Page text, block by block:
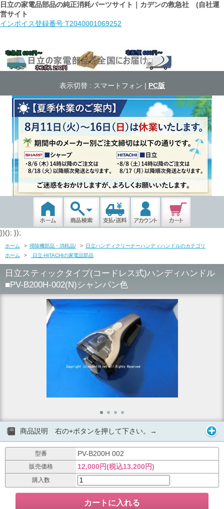
日立の家電品部品の純正消耗パーツサイト｜カデンの救急社 (自社運
営サイト
インボイス登録番号:T2040001069252
表示切替 : スマートフォン | PC版
})(); });
ホーム > 掃除機部品・消耗品/ > 日立ハンディクリーナーハンディハンドルのカテゴリ
ホーム
> 日立-HITACHIの家電品部品
日立スティックタイプ(コードレス式)ハンディハンドル
■PV-B200H-002(N)シャンパン色
商品説明 右の+ボタンを押して下さい。→
型番 PV-B200H 002
販売価格 12,000円(税込13,200円)
購入数